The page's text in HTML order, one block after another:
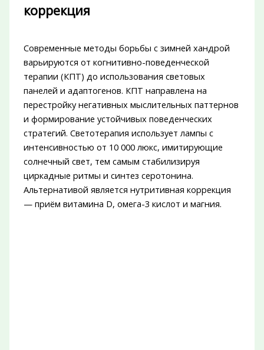
коррекция
Современные методы борьбы с зимней хандрой
варьируются от когнитивно-поведенческой
терапии (КПТ) до использования световых
панелей и адаптогенов. КПТ направлена на
перестройку негативных мыслительных паттернов
и формирование устойчивых поведенческих
стратегий. Светотерапия использует лампы с
интенсивностью от 10 000 люкс, имитирующие
солнечный свет, тем самым стабилизируя
циркадные ритмы и синтез серотонина.
Альтернативой является нутритивная коррекция
— приём витамина D, омега-3 кислот и магния.